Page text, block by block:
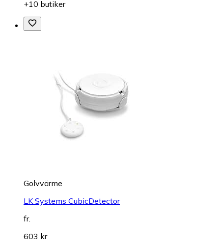
+10 butiker
Golvvärme
LK Systems CubicDetector
fr.
603 kr